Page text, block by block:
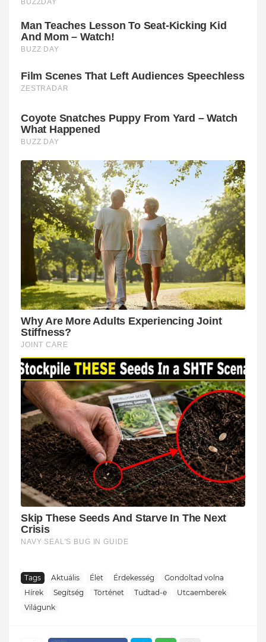
Tags Aktuális Élet Érdekesség
Gondoltad volna
Hírek
Segítség Történet Tudtad-e
Utcaemberek
Világunk